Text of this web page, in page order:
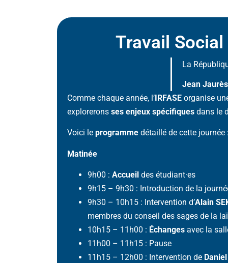
Travail
La
Jean Jaurès
Comme chaque année, l’IRFASE organise
explorerons ses enjeux spécifiques dans le
Voici le programme détaillé de cette journée
Matinée
9h00 : Accueil des étudiant·es
9h15 – 9h30 : Introduction de la
9h30 – 10h15 : Intervention d’Alain
membres du conseil des sages de la
10h15 – 11h00 : Échanges avec la
11h00 – 11h15 : Pause
11h15 – 12h00 : Intervention de